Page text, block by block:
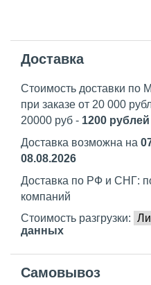
Доставка
Стоимость доставки по
при заказе от 20 000
20000 руб - 1200 рублей
Доставка возможна на
08.08.2026
Доставка по РФ и СНГ:
компаний
Стоимость разгрузки:
данных
Самовывоз